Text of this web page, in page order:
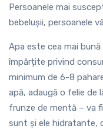
Persoanele mai
bebelușii, persoanele
Apa este cea mai
împărțite privind
minimum de 6-8
apă, adaugă o felie de
frunze de mentă – va
sunt și ele hidratante,